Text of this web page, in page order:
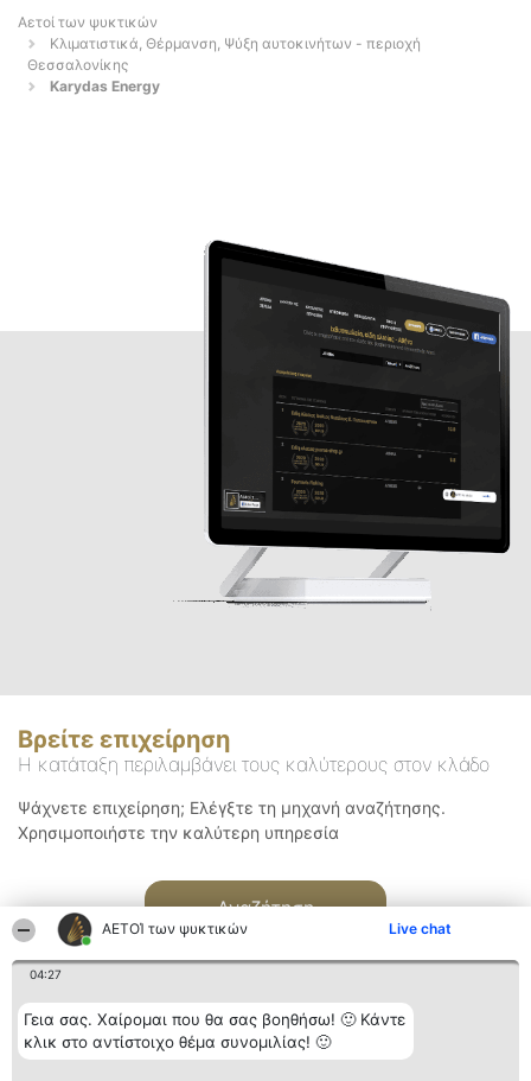
ΑΕΤΟΊ των ψυκτικών Live chat
04:27
Γεια σας. Χαίρομαι που θα σας βοηθήσω! 🙂 Κάντε
κλικ στο αντίστοιχο θέμα συνομιλίας! 🙂
Αετοί των ψυκτικών
Κλιματιστικά, Θέρμανση, Ψύξη αυτοκινήτων - περιοχή
Θεσσαλονίκης
Karydas Energy
Βρείτε επιχείρηση
Η κατάταξη περιλαμβάνει τους καλύτερους στον κλάδο
Ψάχνετε επιχείρηση; Ελέγξτε τη μηχανή αναζήτησης.
Χρησιμοποιήστε την καλύτερη υπηρεσία
Αναζήτηση